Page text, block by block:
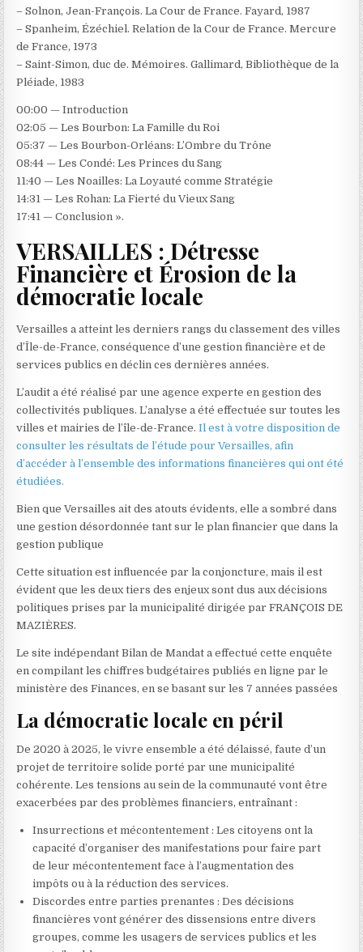
– Solnon, Jean-François. La Cour de France. Fayard, 1987
– Spanheim, Ézéchiel. Relation de la Cour de France. Mercure
de France, 1973
– Saint-Simon, duc de. Mémoires. Gallimard, Bibliothèque de la
Pléiade, 1983
00:00 — Introduction
02:05 — Les Bourbon: La Famille du Roi
05:37 — Les Bourbon-Orléans: L’Ombre du Trône
08:44 — Les Condé: Les Princes du Sang
11:40 — Les Noailles: La Loyauté comme Stratégie
14:31 — Les Rohan: La Fierté du Vieux Sang
17:41 — Conclusion ».
VERSAILLES : Détresse
Financière et Érosion de la
démocratie locale
Versailles a atteint les derniers rangs du classement des villes
d’Île-de-France, conséquence d’une gestion financière et de
services publics en déclin ces dernières années.
L’audit a été réalisé par une agence experte en gestion des
collectivités publiques. L’analyse a été effectuée sur toutes les
villes et mairies de l’île-de-France.Il est à votre disposition de
consulter les résultats de l’étude pour Versailles, afin
d’accéder à l’ensemble des informations financières qui ont été
étudiées.
Bien que Versailles ait des atouts évidents, elle a sombré dans
une gestion désordonnée tant sur le plan financier que dans la
gestion publique
Cette situation est influencée par la conjoncture, mais il est
évident que les deux tiers des enjeux sont dus aux décisions
politiques prises par la municipalité dirigée par FRANÇOIS DE
MAZIÈRES.
Le site indépendant Bilan de Mandat a effectué cette enquête
en compilant les chiffres budgétaires publiés en ligne par le
ministère des Finances, en se basant sur les 7 années passées
La démocratie locale en péril
De 2020 à 2025, le vivre ensemble a été délaissé, faute d’un
projet de territoire solide porté par une municipalité
cohérente. Les tensions au sein de la communauté vont être
exacerbées par des problèmes financiers, entraînant :
Insurrections et mécontentement : Les citoyens ont la
capacité d’organiser des manifestations pour faire part
de leur mécontentement face à l’augmentation des
impôts ou à la réduction des services.
Discordes entre parties prenantes : Des décisions
financières vont générer des dissensions entre divers
groupes, comme les usagers de services publics et les